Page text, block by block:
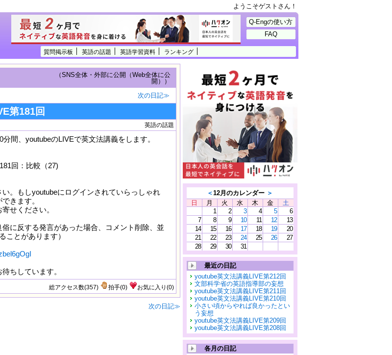
ようこそゲストさん！
質問掲示板 英語の話題 英語学習資料 ランキング
Q-Engの使い方
FAQ
（SNS全体・外部に公開（Web全体に公
開））
次の日記≫
第181回
英語の話題
間、youtubeのLIVEで英文法講義をします。
回：比較（27)
。もしyoutubeにログインされていらっしゃれ
きます。
せください。
俗に反する発言があった場合、コメント削除、並
ことがあります）
ちしています。
総アクセス数(357) 拍手(0) お気に入り (0)
次の日記≫
＜12月のカレンダー ＞
日
月 火 水 木 金
土
1
2 3 4 5
6
7
8 9 10 11 12
13
14
15 16 17 18 19
20
21
22 23 24 25 26
27
28
29 30 31
最近の日記
youtube英文法講義LIVE第212回
文部科学省の英語指導部の妄想
youtube英文法講義LIVE第211回
youtube英文法講義LIVE第210回
小さい頃からやれば良かったとい
う妄想
youtube英文法講義LIVE第209回
youtube英文法講義LIVE第208回
各月の日記